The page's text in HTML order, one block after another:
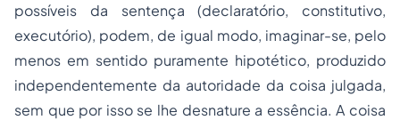
possíveis da sentença (declaratório, constitutivo,
executório), podem, de igual modo, imaginar-se, pelo
menos em sentido puramente hipotético, produzido
independentemente da autoridade da coisa julgada,
sem que por isso se lhe desnature a essência. A coisa